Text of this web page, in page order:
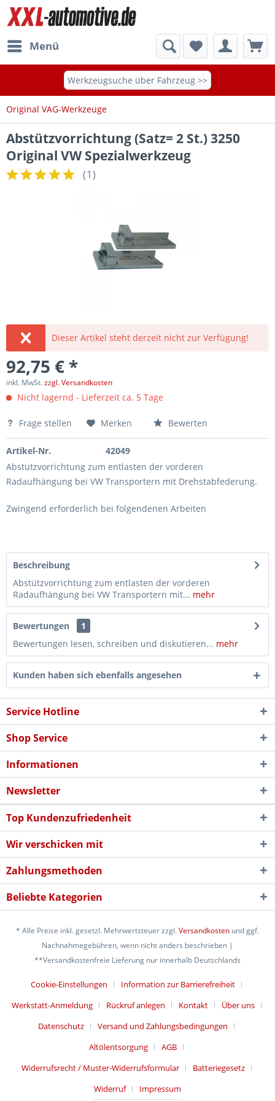
Menü
Werkzeugsuche über Fahrzeug >>
Original VAG-Werkzeuge
Abstützvorrichtung (Satz= 2 St.) 3250
Original VW Spezialwerkzeug
(1)
Dieser Artikel steht derzeit nicht zur Verfügung!
92,75 € *
inkl. MwSt.zzgl. Versandkosten
Nicht lagernd - Lieferzeit ca. 5 Tage
Frage stellen Merken Bewerten
Artikel-Nr.
42049
Abstützvorrichtung zum entlasten der vorderen
Radaufhängung bei VW Transportern mit Drehstabfederung.
Zwingend erforderlich bei folgendenen Arbeiten
Beschreibung
Abstützvorrichtung zum entlasten der vorderen
Radaufhängung bei VW Transportern mit... mehr
Bewertungen
1
Bewertungen lesen, schreiben und diskutieren... mehr
Kunden haben sich ebenfalls angesehen
Service Hotline
Shop Service
Informationen
Newsletter
Top Kundenzufriedenheit
Wir verschicken mit
Zahlungsmethoden
Beliebte Kategorien
* Alle Preise inkl. gesetzl. Mehrwertsteuer zzgl.Versandkosten und ggf.
Nachnahmegebühren, wenn nicht anders beschrieben |
**Versandkostenfreie Lieferung nur innerhalb Deutschlands
Cookie-Einstellungen
Information zur Barrierefreiheit
Werkstatt-Anmeldung
Rückruf anlegen Kontakt
Über uns
Datenschutz
Versand und Zahlungsbedingungen
Altölentsorgung
AGB
Widerrufsrecht / Muster-Widerrufsformular
Batteriegesetz
Widerruf
Impressum